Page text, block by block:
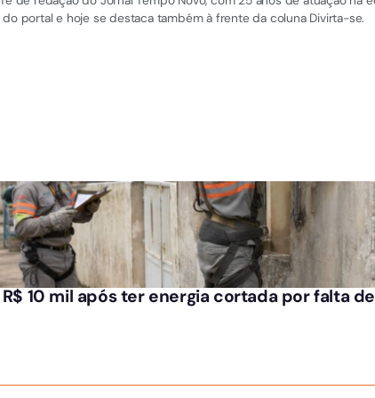
portal e hoje se destaca também à frente da coluna Divirta-se.
10 mil após ter energia cortada por falta